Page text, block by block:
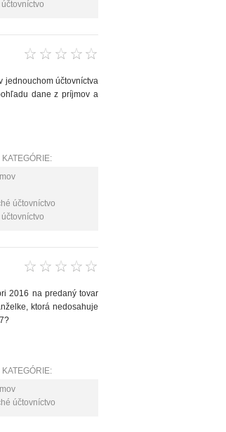
jednouchom účtovníctva
dane z príjmov a
účtovníctvo
2016 na predaný tovar
ktorá nedosahuje
účtovníctvo